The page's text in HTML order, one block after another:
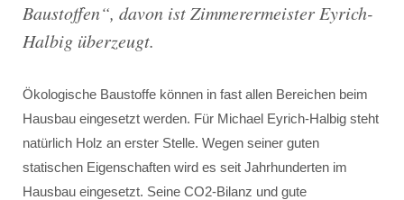
Baustoffen“, davon ist Zimmerermeister Eyrich-
Halbig überzeugt.
Ökologische Baustoffe können in fast allen Bereichen beim
Hausbau eingesetzt werden. Für Michael Eyrich-Halbig steht
natürlich Holz an erster Stelle. Wegen seiner guten
statischen Eigenschaften wird es seit Jahrhunderten im
Hausbau eingesetzt. Seine CO2-Bilanz und gute